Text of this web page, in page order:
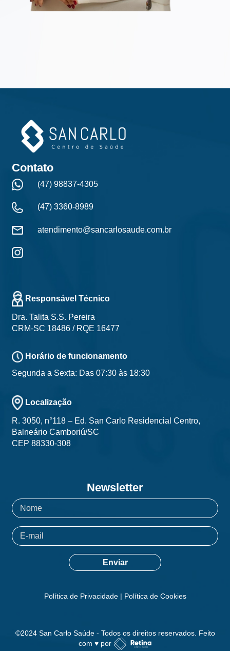
Contato
(47) 98837-4305
(47) 3360-8989
atendimento@sancarlosaude.com.br
Responsável Técnico
Dra. Talita S.S. Pereira
CRM-SC 18486 / RQE 16477
Horário de funcionamento
Segunda a Sexta: Das 07:30 às 18:30
Localização
R. 3050, n°118 – Ed. San Carlo Residencial Centro,
Balneário Camboriú/SC
CEP 88330-308
Newsletter
Política de Privacidade| Política de Cookies
©2024 San Carlo Saúde - Todos os direitos reservados. Feito
com ♥ por